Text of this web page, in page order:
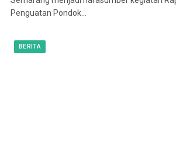
Penguatan Pondok…
BERITA